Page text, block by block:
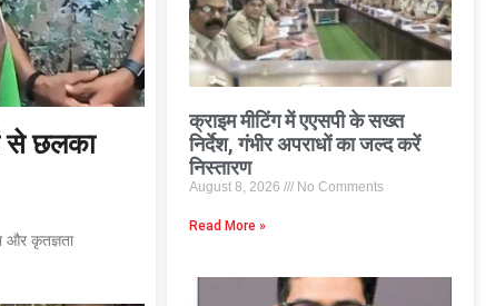
से छलका
और कृतज्ञता
क्राइम मीटिंग में एएसपी के सख्त
निर्देश, गंभीर अपराधों का जल्द करें
निस्तारण
August 8, 2026 No Comments
Read More »